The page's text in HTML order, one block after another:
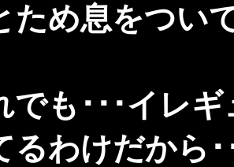
め息をつい
も･･･イレギ
るわけだから･